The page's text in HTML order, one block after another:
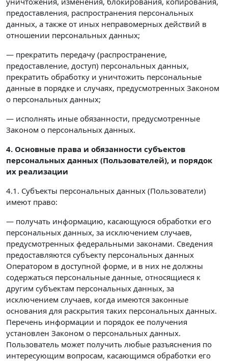
предоставления, распространения персональных
данных, а также от иных неправомерных действий в
отношении персональных данных;
— прекратить передачу (распространение,
предоставление, доступ) персональных данных,
прекратить обработку и уничтожить персональные
данные в порядке и случаях, предусмотренных Законом
о персональных данных;
— исполнять иные обязанности, предусмотренные
Законом о персональных данных.
4. Основные права и обязанности субъектов
персональных данных (Пользователей), и порядок
их реализации
4.1. Субъекты персональных данных (Пользователи)
имеют право:
— получать информацию, касающуюся обработки его
персональных данных, за исключением случаев,
предусмотренных федеральными законами. Сведения
предоставляются субъекту персональных данных
Оператором в доступной форме, и в них не должны
содержаться персональные данные, относящиеся к
другим субъектам персональных данных, за
исключением случаев, когда имеются законные
основания для раскрытия таких персональных данных.
Перечень информации и порядок ее получения
установлен Законом о персональных данных.
Пользователь может получить любые разъяснения по
интересующим вопросам, касающимся обработки его